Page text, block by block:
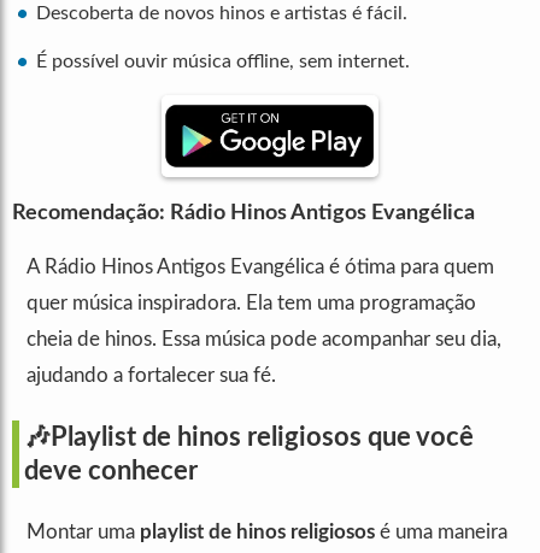
Descoberta de novos hinos e artistas é fácil.
É possível ouvir música offline, sem internet.
Recomendação: Rádio Hinos Antigos Evangélica
A Rádio Hinos Antigos Evangélica é ótima para quem
quer música inspiradora. Ela tem uma programação
cheia de hinos. Essa música pode acompanhar seu dia,
ajudando a fortalecer sua fé.
🎶Playlist de hinos religiosos que você
deve conhecer
Montar uma playlist de hinos religiosos é uma maneira